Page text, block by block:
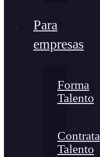
Para
empresas
Forma
Talento
Contrata
Talento